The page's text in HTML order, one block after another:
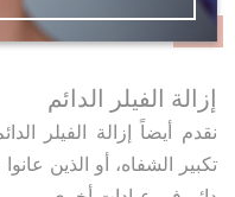
إزالة الفيلر الدائم
نقدم أيضاً إزالة الفيلر
تكبير الشفاه، أو الذين